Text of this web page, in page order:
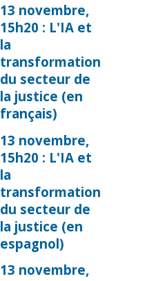
13 novembre,
15h20 : L'IA et
la
transformation
du secteur de
la justice (en
français)
13 novembre,
15h20 : L'IA et
la
transformation
du secteur de
la justice (en
espagnol)
13 novembre,